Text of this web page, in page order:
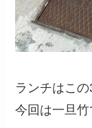
ランチはこ
今回は一旦竹